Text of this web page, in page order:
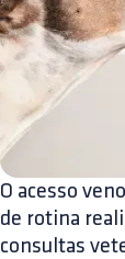
O acesso
de rotina
consultas